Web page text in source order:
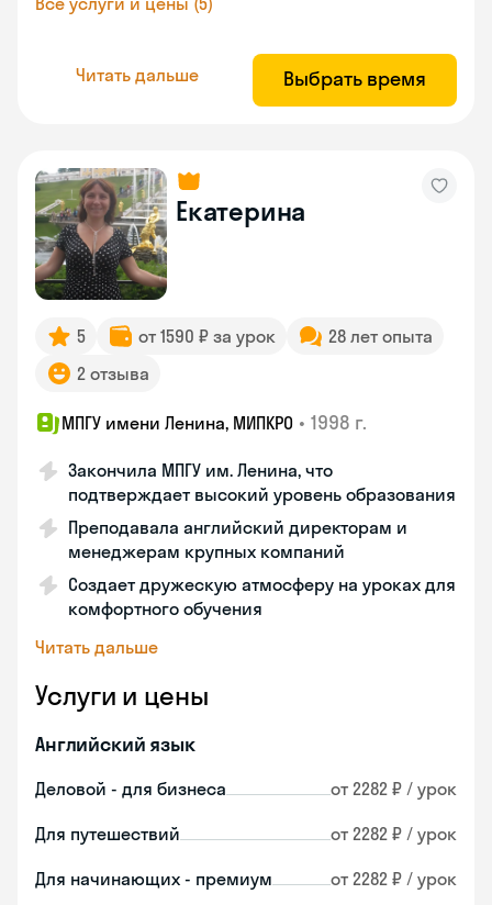
Читать дальше Выбрать время
Екатерина
5 от 1590 ₽ за урок
28 лет опыта
2 отзыва
МПГУ имени Ленина, МИПКРО • 1998 г.
Закончила МПГУ им. Ленина, что
подтверждает высокий уровень образования
Преподавала английский директорам и
менеджерам крупных компаний
Создает дружескую атмосферу на уроках для
комфортного обучения
Читать дальше
Услуги и цены
Английский язык
Деловой - для бизнеса от 2282 ₽ / урок
Для путешествий от 2282 ₽ / урок
Для начинающих - премиум от 2282 ₽ / урок